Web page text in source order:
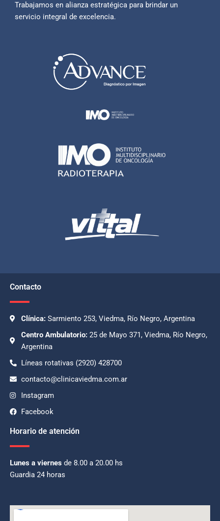
Trabajamos en alianza estratégica para brindar un
servicio integral de excelencia.
Contacto
Clínica:Sarmiento 253, Viedma, Río Negro, Argentina
Centro Ambulatorio:25 de Mayo 371, Viedma, Río Negro,
Argentina
Líneas rotativas (2920) 428700
contacto@clinicaviedma.com.ar
Instagram
Facebook
Horario de atención
Lunes a viernes de 8.00 a 20.00 hs
Guardia 24 horas